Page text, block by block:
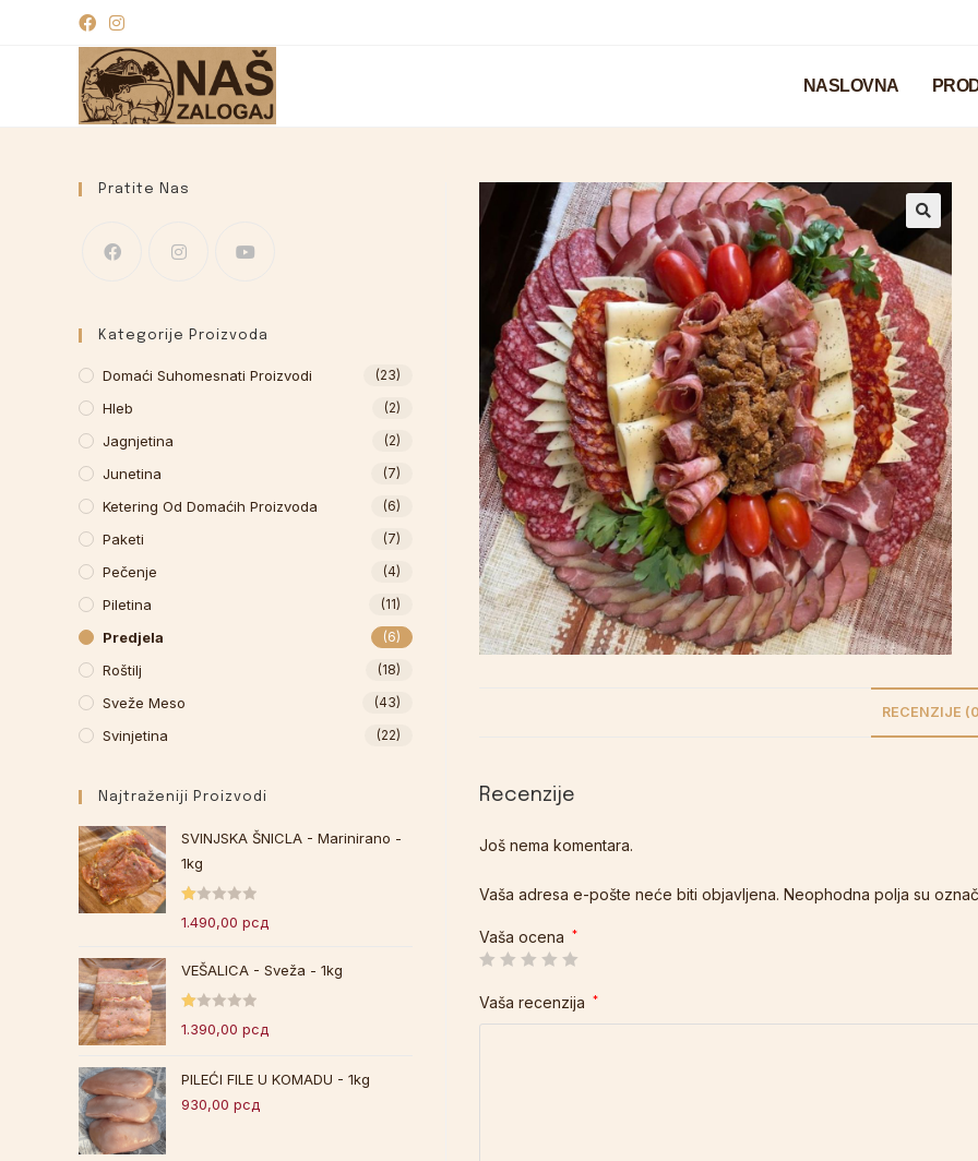
NASLOVNA
🔍
RECENZIJE
Recenzije
Još nema komentara.
Vaša adresa e-pošte neće biti objavljena. Neophodna polja su
Vaša ocena *
Vaša recenzija *
Pratite Nas
Kategorije Proizvoda
Domaći Suhomesnati Proizvodi (23)
Hleb (2)
Jagnjetina (2)
Junetina (7)
Ketering Od Domaćih Proizvoda (6)
Paketi (7)
Pečenje (4)
Piletina (11)
Predjela (6)
Roštilj (18)
Sveže Meso (43)
Svinjetina (22)
Najtraženiji Proizvodi
SVINJSKA ŠNICLA - Marinirano -
1kg
o
s
1.
0
1.490,00 рсд
VEŠALICA - Sveža - 1kg
o
1.390,00 рсд
PILEĆI FILE U KOMADU - 1kg
930,00 рсд